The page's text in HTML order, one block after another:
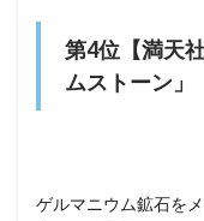
第4位【満天
ムストーン」
ゲルマニウム鉱石を